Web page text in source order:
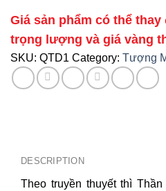
Giá sản phẩm có thể
trọng lượng và giá vàng
SKU: QTD1 Category: Tượng
DESCRIPTION
Theo truyền thuyết thì